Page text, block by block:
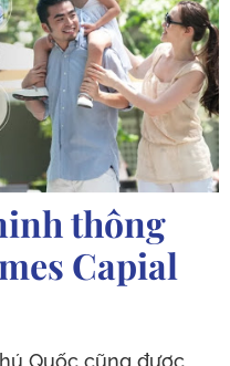
thông
Capial
Quốc cũng được